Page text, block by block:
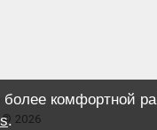
2026
комфортной
.